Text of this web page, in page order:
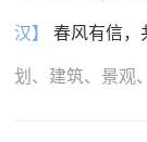
汉】 春风有信，
划、建筑、景观